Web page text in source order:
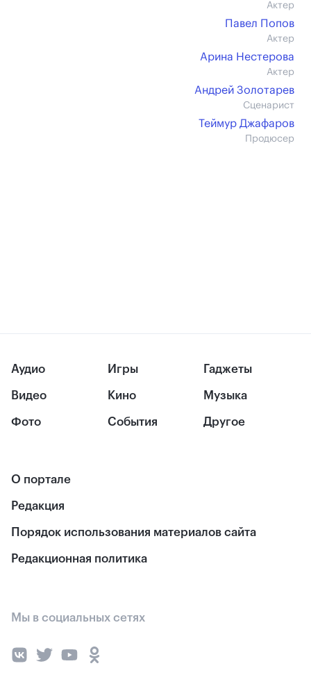
Актер
Павел Попов
Актер
Арина Нестерова
Актер
Андрей Золотарев
Сценарист
Теймур Джафаров
Продюсер
Аудио
Видео
Фото
Игры
Кино
События
Гаджеты
Музыка
Другое
О портале
Редакция
Порядок использования материалов сайта
Редакционная политика
Мы в социальных сетях